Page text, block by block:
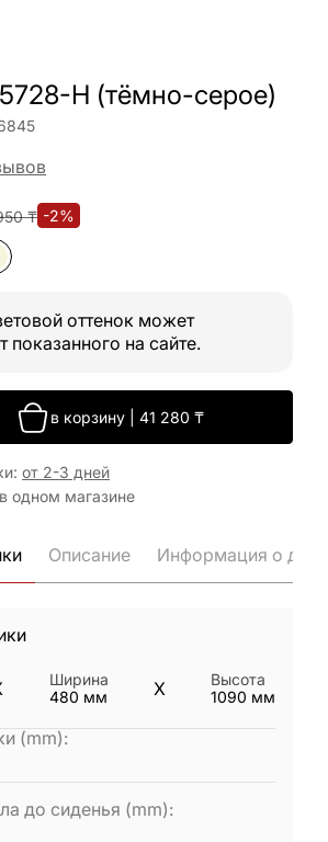
H (тёмно-серое)
₸ -2%
оттенок может
показанного на сайте.
в корзину| 41 280 ₸
: от 2-3 дней
одном магазине
Описание Информация о
Ширина
480 мм X
Высота
1090 мм
(mm):
до сиденья (mm):